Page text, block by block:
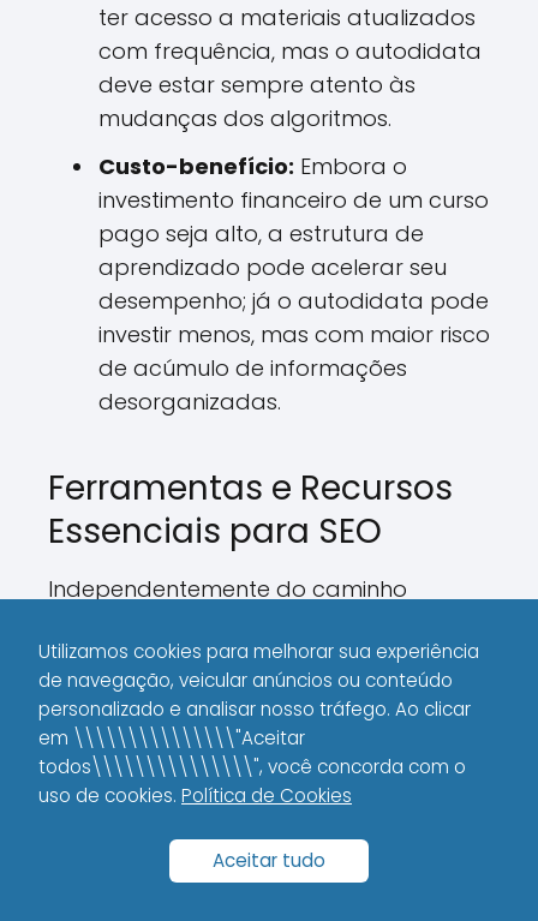
ter acesso a materiais atualizados
com frequência, mas o autodidata
deve estar sempre atento às
mudanças dos algoritmos.
Custo-benefício: Embora o
investimento financeiro de um curso
pago seja alto, a estrutura de
aprendizado pode acelerar seu
desempenho; já o autodidata pode
investir menos, mas com maior risco
de acúmulo de informações
desorganizadas.
Ferramentas e Recursos
Essenciais para SEO
Independentemente do caminho
corretas é indispensável para o sucesso
em SEO. Acompanhe abaixo algumas
das opções que você realmente precisa
conhecer:
Google Analytics:Fundamental
para acompanhar o tráfego e o
comportamento dos usuários no
Utilizamos cookies para melhorar sua experiência
de navegação, veicular anúncios ou conteúdo
personalizado e analisar nosso tráfego. Ao clicar
em \\\\\\\\\\\\\\\"Aceitar
todos\\\\\\\\\\\\\\\", você concorda com o
uso de cookies. Política de Cookies
Aceitar tudo